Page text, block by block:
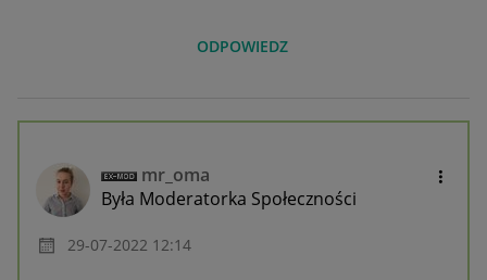
ODPOWIEDZ
mr_oma
Była Moderatorka Społeczności
‎29-07-2022 12:14